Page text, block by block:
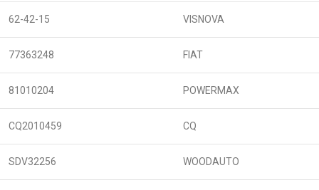
62-42-15 VISNOVA
77363248 FIAT
81010204 POWERMAX
CQ2010459 CQ
SDV32256 WOODAUTO